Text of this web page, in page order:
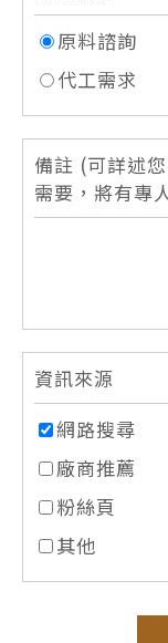
原料諮詢
代工需求
備註 (可詳述
需要，將有專
資訊來源
網路搜尋
廠商推薦
粉絲頁
其他